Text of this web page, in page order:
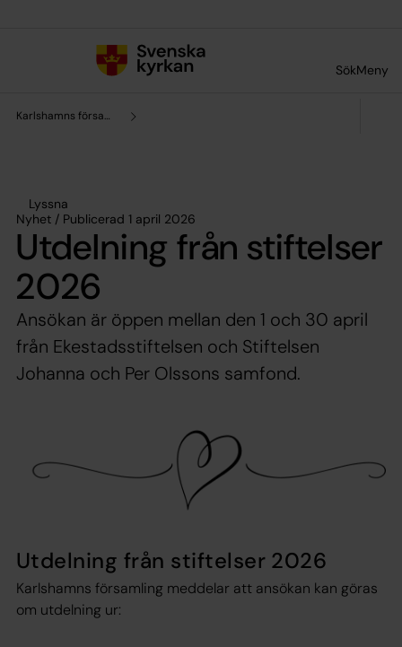
SökMeny
Karlshamns församling
Lyssna
Nyhet / Publicerad 1 april 2026
Utdelning från stiftelser
2026
Ansökan är öppen mellan den 1 och 30 april
från Ekestadsstiftelsen och Stiftelsen
Johanna och Per Olssons samfond.
Utdelning från stiftelser 2026
Karlshamns församling meddelar att ansökan kan göras
om utdelning ur: